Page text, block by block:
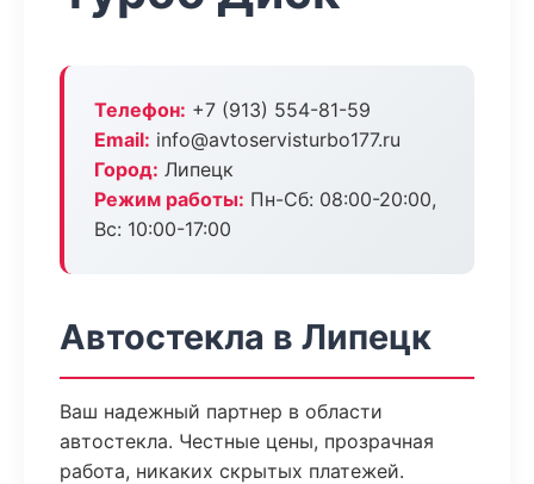
Телефон: +7 (913) 554-81-59
Email: info@avtoservisturbo177.ru
Город: Липецк
Режим работы: Пн-Сб: 08:00-20:00,
Вс: 10:00-17:00
Автостекла в Липецк
Ваш надежный партнер в области
автостекла. Честные цены, прозрачная
работа, никаких скрытых платежей.